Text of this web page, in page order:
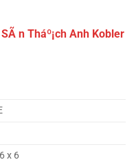
n Tháº¡ch Anh Kobler
x 6